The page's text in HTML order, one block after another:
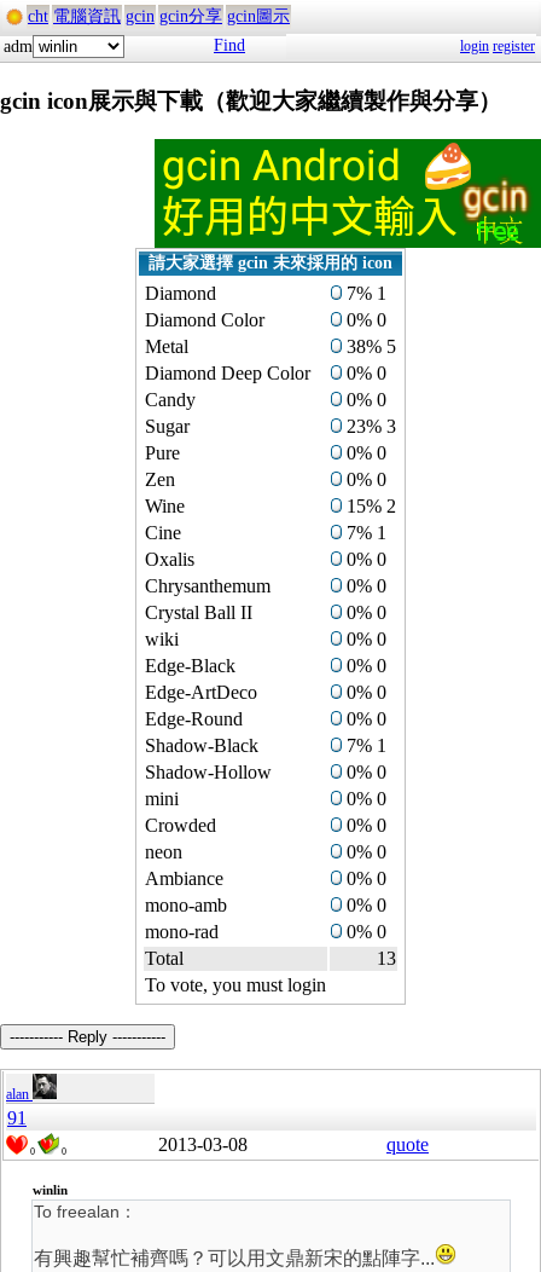
cht 電腦資訊 gcin gcin分享 gcin圖示
adm
Find login register
gcin icon展示與下載（歡迎大家繼續製作與分享）
請大家選擇 gcin 未來採用的 icon
Diamond
7% 1
Diamond Color
0% 0
Metal
38% 5
Diamond Deep Color
0% 0
Candy
0% 0
Sugar
23% 3
Pure
0% 0
Zen
0% 0
Wine
15% 2
Cine
7% 1
Oxalis
0% 0
Chrysanthemum
0% 0
Crystal Ball II
0% 0
wiki
0% 0
Edge-Black
0% 0
Edge-ArtDeco
0% 0
Edge-Round
0% 0
Shadow-Black
7% 1
Shadow-Hollow
0% 0
mini
0% 0
Crowded
0% 0
neon
0% 0
Ambiance
0% 0
mono-amb
0% 0
mono-rad
0% 0
Total
13
To vote, you must login
----------- Reply -----------
alan
91
0 0 2013-03-08 quote
winlin
To freealan：
有興趣幫忙補齊嗎？可以用文鼎新宋的點陣字...